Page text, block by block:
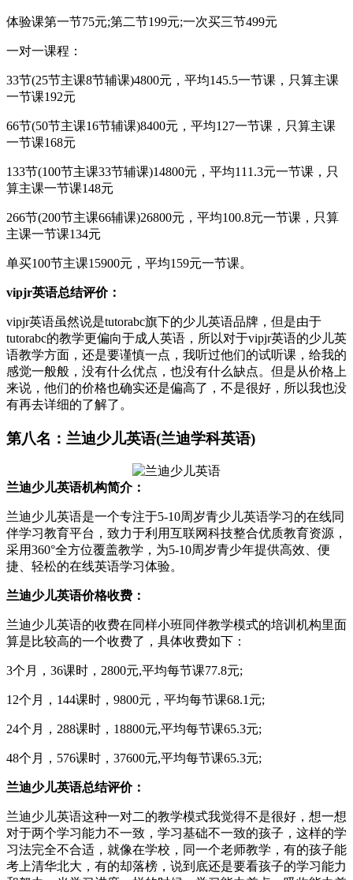
体验课第一节75元;第二节199元;一次买三节499元
一对一课程：
33节(25节主课8节辅课)4800元，平均145.5一节课，只算主课
一节课192元
66节(50节主课16节辅课)8400元，平均127一节课，只算主课
一节课168元
133节(100节主课33节辅课)14800元，平均111.3元一节课，只
算主课一节课148元
266节(200节主课66辅课)26800元，平均100.8元一节课，只算
主课一节课134元
单买100节主课15900元，平均159元一节课。
vipjr英语总结评价：
vipjr英语虽然说是tutorabc旗下的少儿英语品牌，但是由于
tutorabc的教学更偏向于成人英语，所以对于vipjr英语的少儿英
语教学方面，还是要谨慎一点，我听过他们的试听课，给我的
感觉一般般，没有什么优点，也没有什么缺点。但是从价格上
来说，他们的价格也确实还是偏高了，不是很好，所以我也没
有再去详细的了解了。
第八名：兰迪少儿英语(兰迪学科英语)
兰迪少儿英语机构简介：
兰迪少儿英语是一个专注于5-10周岁青少儿英语学习的在线同
伴学习教育平台，致力于利用互联网科技整合优质教育资源，
采用360°全方位覆盖教学，为5-10周岁青少年提供高效、便
捷、轻松的在线英语学习体验。
兰迪少儿英语价格收费：
兰迪少儿英语的收费在同样小班同伴教学模式的培训机构里面
算是比较高的一个收费了，具体收费如下：
3个月，36课时，2800元,平均每节课77.8元;
12个月，144课时，9800元，平均每节课68.1元;
24个月，288课时，18800元,平均每节课65.3元;
48个月，576课时，37600元,平均每节课65.3元;
兰迪少儿英语总结评价：
兰迪少儿英语这种一对二的教学模式我觉得不是很好，想一想
对于两个学习能力不一致，学习基础不一致的孩子，这样的学
习法完全不合适，就像在学校，同一个老师教学，有的孩子能
考上清华北大，有的却落榜，说到底还是要看孩子的学习能力